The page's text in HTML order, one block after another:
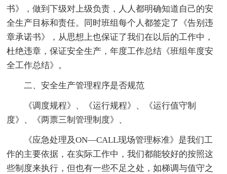
书》，做到下级对上级负责，人人都明确知道自己的安
全生产目标和责任。同时班组每个人都签定了《告别违
章承诺书》，从思想上也保证了我们在以后的工作中，
杜绝违章，保证安全生产，年度工作总结《班组年度安
全工作总结》。
二、安全生产管理程序是否规范
《调度规程》、《运行规程》、《运行值守制
度》、《两票三制管理制度》、
《应急处理及ON—CALL现场管理标准》是我们工
作的主要依据，在实际工作中，我们都能较好的按照这
些制度来执行，但也有一些不足之处，如梯调与值守之